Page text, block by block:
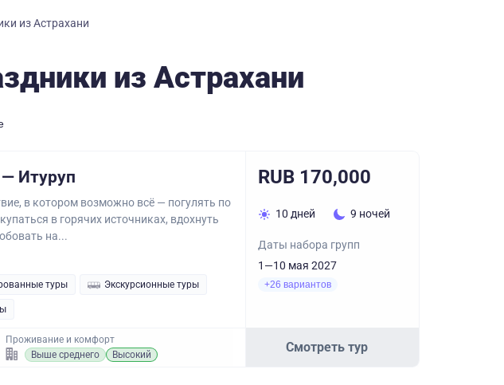
из Астрахани
из Астрахани
Итуруп
в котором возможно всё — погулять по
в горячих источниках, вдохнуть
на...
туры Экскурсионные туры
Проживание и комфорт
Выше среднего
Высокий
RUB 170,000
10 дней 9 ночей
Даты набора групп
1—10 мая 2027
+26 вариантов
Смотреть тур